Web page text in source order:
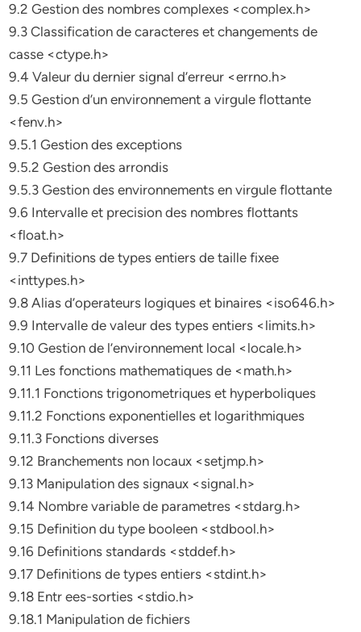
9.2 Gestion des nombres complexes <complex.h>
9.3 Classification de caracteres et changements de
casse <ctype.h>
9.4 Valeur du dernier signal d’erreur <errno.h>
9.5 Gestion d’un environnement a virgule flottante
<fenv.h>
9.5.1 Gestion des exceptions
9.5.2 Gestion des arrondis
9.5.3 Gestion des environnements en virgule flottante
9.6 Intervalle et precision des nombres flottants
<float.h>
9.7 Definitions de types entiers de taille fixee
<inttypes.h>
9.8 Alias d’operateurs logiques et binaires <iso646.h>
9.9 Intervalle de valeur des types entiers <limits.h>
9.10 Gestion de l’environnement local <locale.h>
9.11 Les fonctions mathematiques de <math.h>
9.11.1 Fonctions trigonometriques et hyperboliques
9.11.2 Fonctions exponentielles et logarithmiques
9.11.3 Fonctions diverses
9.12 Branchements non locaux <setjmp.h>
9.13 Manipulation des signaux <signal.h>
9.14 Nombre variable de parametres <stdarg.h>
9.15 Definition du type booleen <stdbool.h>
9.16 Definitions standards <stddef.h>
9.17 Definitions de types entiers <stdint.h>
9.18 Entr ees-sorties <stdio.h>
9.18.1 Manipulation de fichiers